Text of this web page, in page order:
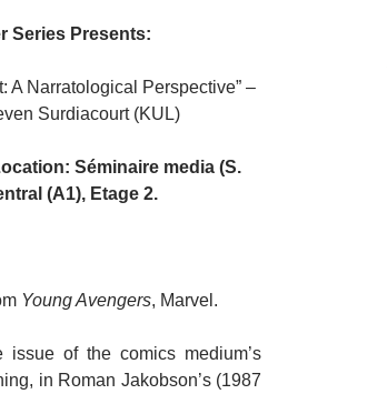
Series Presents:
A Narratological Perspective” –
Surdiacourt (KUL)
Séminaire media (S.
(A1), Etage 2.
Young Avengers, Marvel.
of the comics medium’s
in Roman Jakobson’s (1987